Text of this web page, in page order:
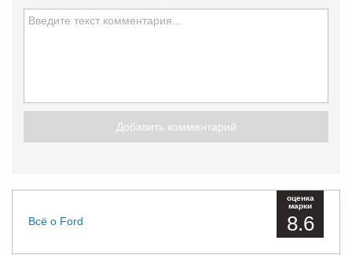
Добавить комментарий
Всё о Ford
оценка
марки
8.6